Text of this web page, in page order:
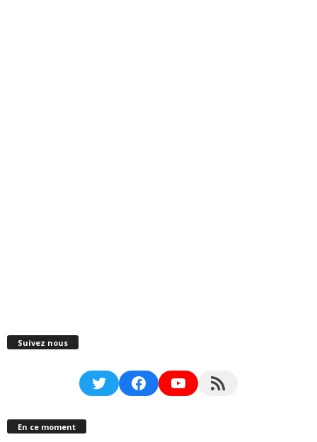
Suivez nous
TwitterFacebookYouTubeRSS Feed
En ce moment